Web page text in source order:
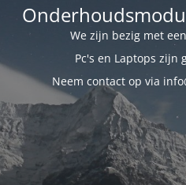
We zijn bezig met
Pc's en Laptops zijn
Neem contact op via